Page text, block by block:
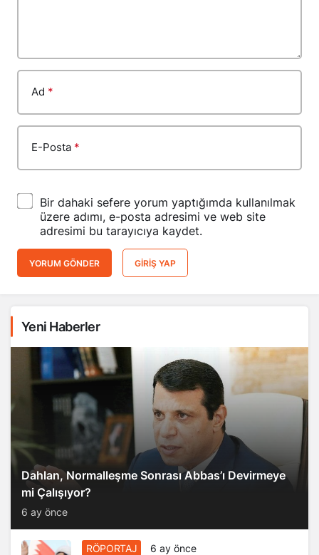
Ad *
E-Posta *
Bir dahaki sefere yorum yaptığımda kullanılmak
üzere adımı, e-posta adresimi ve web site
adresimi bu tarayıcıya kaydet.
YORUM GÖNDER GIRIŞ YAP
Yeni Haberler
Dahlan, Normalleşme Sonrası Abbas’ı Devirmeye
mi Çalışıyor?
6 ay önce
RÖPORTAJ 6 ay önce